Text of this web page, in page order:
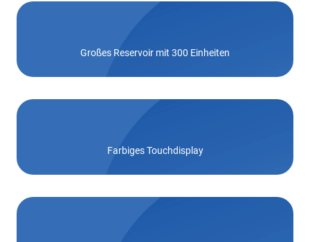
Großes Reservoir mit 300 Einheiten
Farbiges Touchdisplay